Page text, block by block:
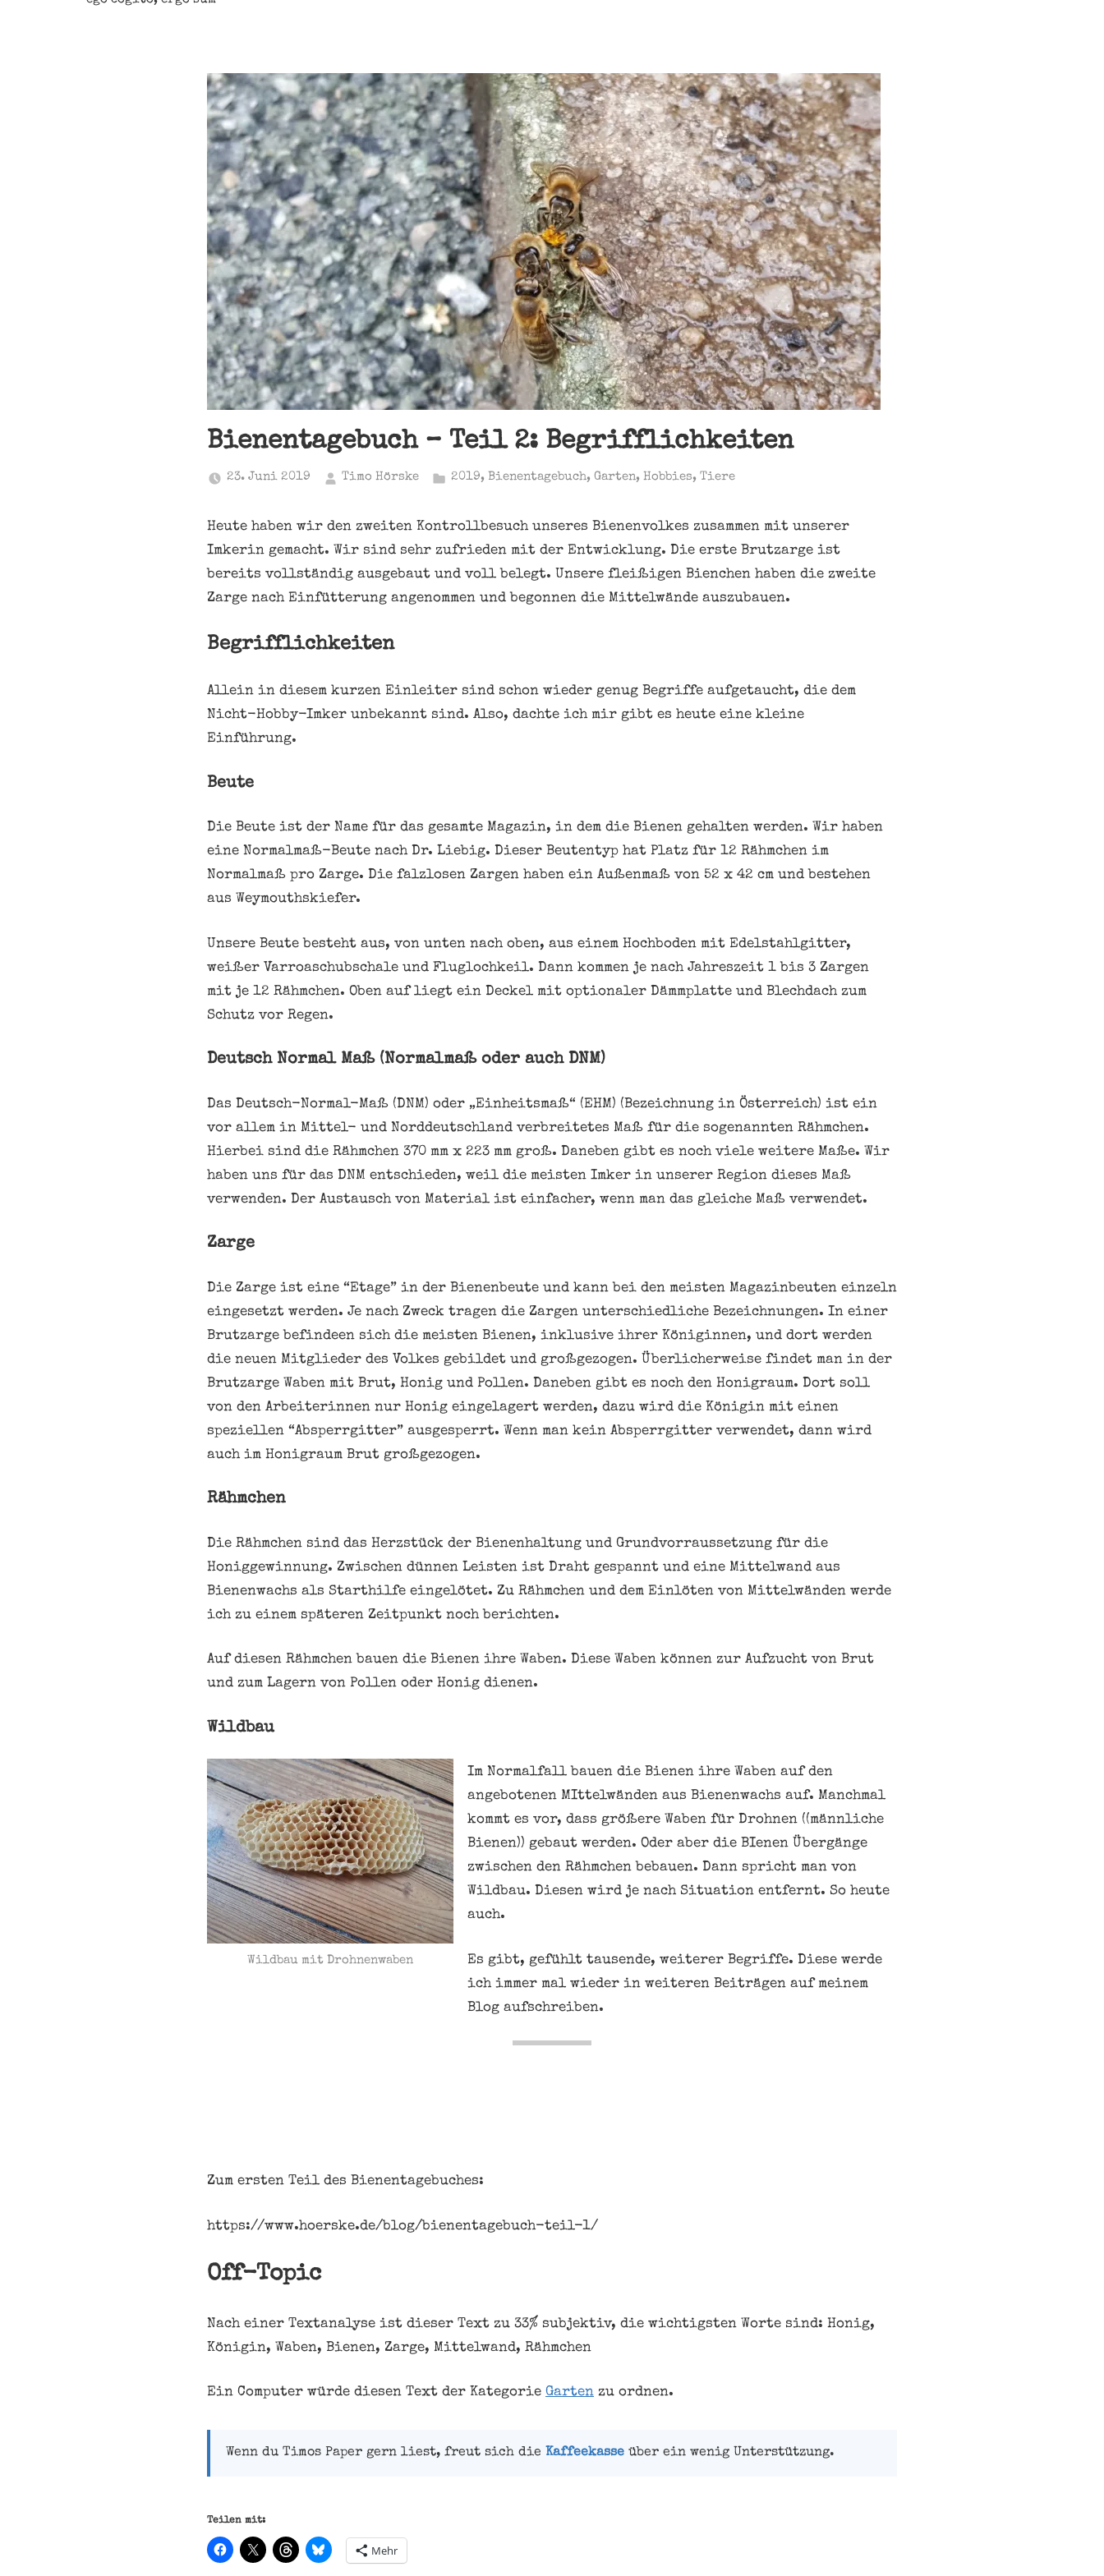
Bienentagebuch – Teil 2: Begrifflichkeiten
23. Juni 2019 Timo Hörske 2019, Bienentagebuch, Garten, Hobbies, Tiere
Heute haben wir den zweiten Kontrollbesuch unseres Bienenvolkes zusammen mit unserer
Imkerin gemacht. Wir sind sehr zufrieden mit der Entwicklung. Die erste Brutzarge ist
bereits vollständig ausgebaut und voll belegt. Unsere fleißigen Bienchen haben die zweite
Zarge nach Einfütterung angenommen und begonnen die Mittelwände auszubauen.
Begrifflichkeiten
Allein in diesem kurzen Einleiter sind schon wieder genug Begriffe aufgetaucht, die dem
Nicht-Hobby-Imker unbekannt sind. Also, dachte ich mir gibt es heute eine kleine
Einführung.
Beute
Die Beute ist der Name für das gesamte Magazin, in dem die Bienen gehalten werden. Wir haben
eine Normalmaß-Beute nach Dr. Liebig. Dieser Beutentyp hat Platz für 12 Rähmchen im
Normalmaß pro Zarge. Die falzlosen Zargen haben ein Außenmaß von 52 x 42 cm und bestehen
aus Weymouthskiefer.
Unsere Beute besteht aus, von unten nach oben, aus einem Hochboden mit Edelstahlgitter,
weißer Varroaschubschale und Fluglochkeil. Dann kommen je nach Jahreszeit 1 bis 3 Zargen
mit je 12 Rähmchen. Oben auf liegt ein Deckel mit optionaler Dämmplatte und Blechdach zum
Schutz vor Regen.
Deutsch Normal Maß (Normalmaß oder auch DNM)
Das Deutsch-Normal-Maß (DNM) oder „Einheitsmaß“ (EHM) (Bezeichnung in Österreich) ist ein
vor allem in Mittel- und Norddeutschland verbreitetes Maß für die sogenannten Rähmchen.
Hierbei sind die Rähmchen 370 mm x 223 mm groß. Daneben gibt es noch viele weitere Maße. Wir
haben uns für das DNM entschieden, weil die meisten Imker in unserer Region dieses Maß
verwenden. Der Austausch von Material ist einfacher, wenn man das gleiche Maß verwendet.
Zarge
Die Zarge ist eine “Etage” in der Bienenbeute und kann bei den meisten Magazinbeuten einzeln
eingesetzt werden. Je nach Zweck tragen die Zargen unterschiedliche Bezeichnungen. In einer
Brutzarge befindeen sich die meisten Bienen, inklusive ihrer Königinnen, und dort werden
die neuen Mitglieder des Volkes gebildet und großgezogen. Überlicherweise findet man in der
Brutzarge Waben mit Brut, Honig und Pollen. Daneben gibt es noch den Honigraum. Dort soll
von den Arbeiterinnen nur Honig eingelagert werden, dazu wird die Königin mit einen
speziellen “Absperrgitter” ausgesperrt. Wenn man kein Absperrgitter verwendet, dann wird
auch im Honigraum Brut großgezogen.
Rähmchen
Die Rähmchen sind das Herzstück der Bienenhaltung und Grundvorraussetzung für die
Honiggewinnung. Zwischen dünnen Leisten ist Draht gespannt und eine Mittelwand aus
Bienenwachs als Starthilfe eingelötet. Zu Rähmchen und dem Einlöten von Mittelwänden werde
ich zu einem späteren Zeitpunkt noch berichten.
Auf diesen Rähmchen bauen die Bienen ihre Waben. Diese Waben können zur Aufzucht von Brut
und zum Lagern von Pollen oder Honig dienen.
Wildbau
Wildbau mit Drohnenwaben
Im Normalfall bauen die Bienen ihre Waben auf den
angebotenen MIttelwänden aus Bienenwachs auf. Manchmal
kommt es vor, dass größere Waben für Drohnen ((männliche
Bienen)) gebaut werden. Oder aber die BIenen Übergänge
zwischen den Rähmchen bebauen. Dann spricht man von
Wildbau. Diesen wird je nach Situation entfernt. So heute
auch.
Es gibt, gefühlt tausende, weiterer Begriffe. Diese werde
ich immer mal wieder in weiteren Beiträgen auf meinem
Blog aufschreiben.
Zum ersten Teil des Bienentagebuches:
https://www.hoerske.de/blog/bienentagebuch-teil-1/
Off-Topic
Nach einer Textanalyse ist dieser Text zu 33% subjektiv, die wichtigsten Worte sind: Honig,
Königin, Waben, Bienen, Zarge, Mittelwand, Rähmchen
Ein Computer würde diesen Text der Kategorie Garten zu ordnen.
Wenn du Timos Paper gern liest, freut sich die Kaffeekasseüber ein wenig Unterstützung.
Teilen mit:
Mehr